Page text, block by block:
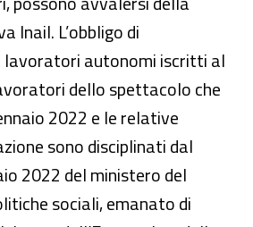
Inail. L’obbligo di
lavoratori autonomi iscritti al
dello spettacolo che
2022 e le relative
sono disciplinati dal
2022 del ministero del
sociali, emanato di